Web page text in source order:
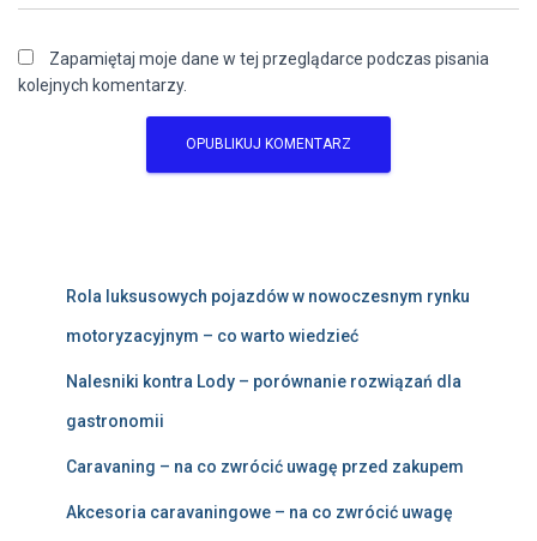
Zapamiętaj moje dane w tej przeglądarce podczas pisania
kolejnych komentarzy.
Rola luksusowych pojazdów w nowoczesnym rynku
motoryzacyjnym – co warto wiedzieć
Nalesniki kontra Lody – porównanie rozwiązań dla
gastronomii
Caravaning – na co zwrócić uwagę przed zakupem
Akcesoria caravaningowe – na co zwrócić uwagę